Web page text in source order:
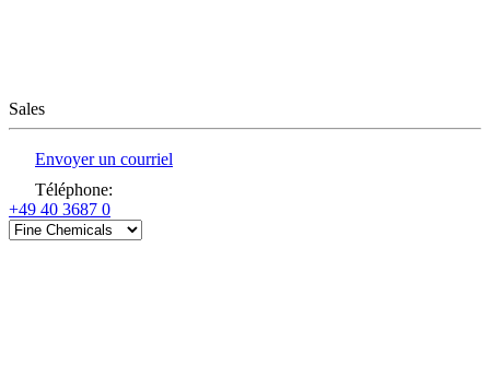
Sales
Envoyer un courriel
Téléphone:
+49 40 3687 0